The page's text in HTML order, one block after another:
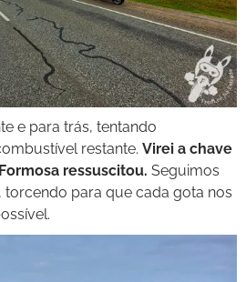
e para trás, tentando
restante. Virei a chave
ressuscitou. Seguimos
torcendo para que cada gota nos